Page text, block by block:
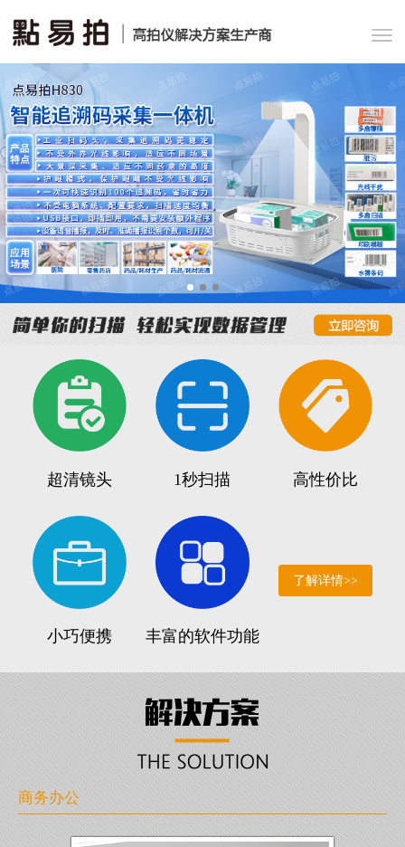
超清镜头 1秒扫描 高性价比
小巧便携 丰富的软件功能
了解详情>>
商务办公